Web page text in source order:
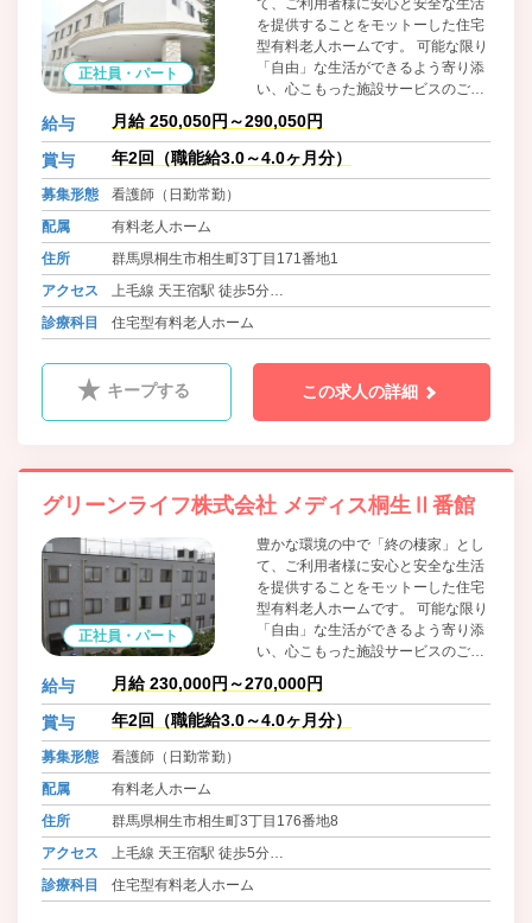
正社員・パート
て、ご利用者様に安心と安全な生活
を提供することをモットーした住宅
型有料老人ホームです。 可能な限り
「自由」な生活ができるよう寄り添
い、心こもった施設サービスのご提
供・個別性を重視した介護保険サー
ビスのご提案をさせていただきま
す。 またどんなに重度化しても最期
まで医療機関と連携を図り、「終の
給与 月給 250,050円～290,050円
賞与 年2回（職能給3.0～4.0ヶ月分）
募集形態
看護師（日勤常勤）
配属
有料老人ホーム
住所
群馬県桐生市相生町3丁目171番地1
アクセス
上毛線 天王宿駅 徒歩5分
東武桐生線 相老駅 徒歩12分
診療科目 住宅型有料老人ホーム
キープする この求人の詳細
グリーンライフ株式会社 メディス桐生Ⅱ番館
正社員・パート
豊かな環境の中で「終の棲家」とし
て、ご利用者様に安心と安全な生活
を提供することをモットーした住宅
型有料老人ホームです。 可能な限り
「自由」な生活ができるよう寄り添
い、心こもった施設サービスのご提
供・個別性を重視した介護保険サー
ビスのご提案をさせていただきま
す。 またどんなに重度化しても最期
まで医療機関と連携を図り、「終の
給与 月給 230,000円～270,000円
賞与 年2回（職能給3.0～4.0ヶ月分）
募集形態
看護師（日勤常勤）
配属
有料老人ホーム
住所
群馬県桐生市相生町3丁目176番地8
アクセス
上毛線 天王宿駅 徒歩5分
東武桐生線 相老駅 徒歩12分
診療科目 住宅型有料老人ホーム